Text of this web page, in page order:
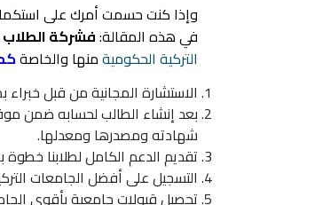
وإذا كنت حسمت أمرك على
في هذه المقالة:فشركة الطلاب
التركية الحكوميةمنها والخاصة
الاستشارة المجانية من قبل
بعد إنشاء الطالب لحسابه ضمن
شهادته ومصدرها ومعدلها.
تقديم الدعم الكامل لطلابنا
التسجيل علىأفضل الجامعات
تحصيل قبولات جامعية بأقوى